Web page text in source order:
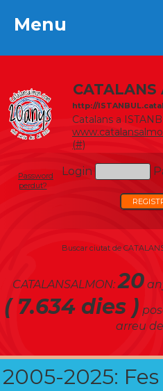
Menu
CATALANS
http://
Catalans a
(#)
Login
Password
perdut?
Buscar ciutat de
CATALANSALMON:20
( 7.634 dies )
arreu
2005-2025:
Menu